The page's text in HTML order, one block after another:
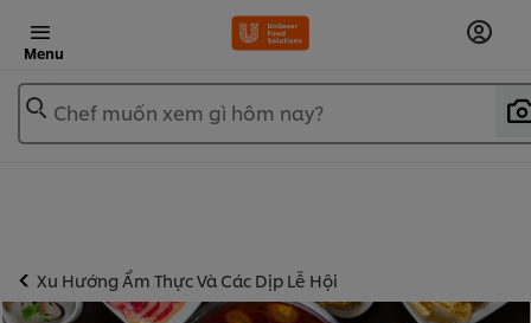
Menu
Chef muốn xem gì hôm nay?
Xu Hướng Ẩm Thực Và Các Dịp Lễ Hội